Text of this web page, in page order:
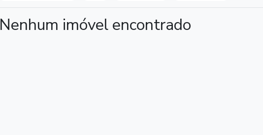
Nenhum imóvel encontrado